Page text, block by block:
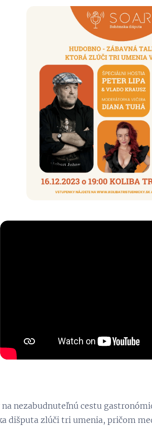
nezabudnuteľnú cestu
dišputa zlúči tri umenia, pričom